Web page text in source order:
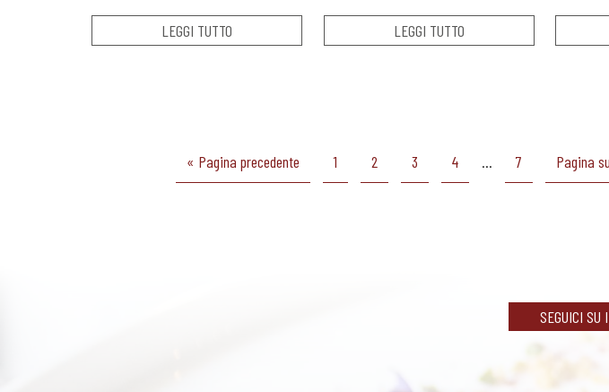
LEGGI TUTTO LEGGI TUTTO
« Pagina precedente 1 2 3 4 … 7 Pagina
SEGUICI SU